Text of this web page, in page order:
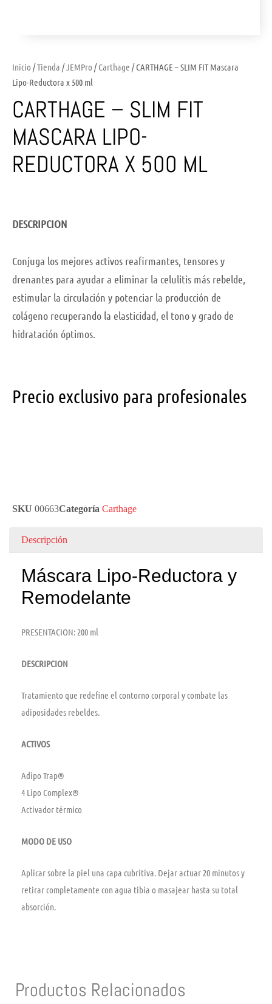
Inicio /Tienda /JEMPro /Carthage / CARTHAGE – SLIM FIT Mascara
Lipo-Reductora x 500 ml
CARTHAGE – SLIM FIT
MASCARA LIPO-
REDUCTORA X 500 ML
DESCRIPCION
Conjuga los mejores activos reafirmantes, tensores y
drenantes para ayudar a eliminar la celulitis más rebelde,
estimular la circulación y potenciar la producción de
colágeno recuperando la elasticidad, el tono y grado de
hidratación óptimos.
Precio exclusivo para profesionales
SKU 00663Categoría Carthage
Descripción
Máscara Lipo-Reductora y
Remodelante
PRESENTACION: 200 ml
DESCRIPCION
Tratamiento que redefine el contorno corporal y combate las
adiposidades rebeldes.
ACTIVOS
Adipo Trap®
4 Lipo Complex®
Activador térmico
MODO DE USO
Aplicar sobre la piel una capa cubritiva. Dejar actuar 20 minutos y
retirar completamente con agua tibia o masajear hasta su total
absorción.
Productos Relacionados